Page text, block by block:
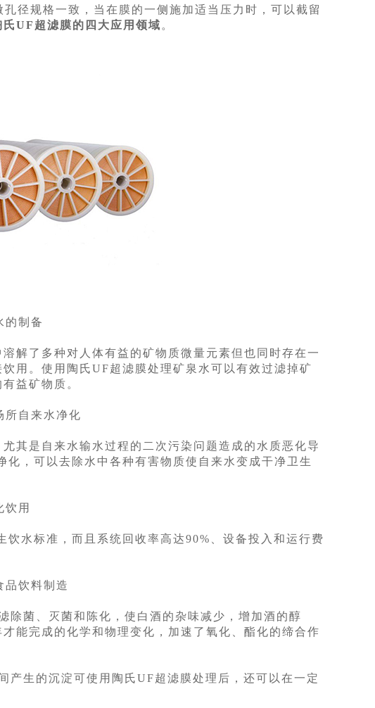
径规格一致，当在膜的一侧施加适当压力时，可以截留
氏UF超滤膜的四大应用领域 。
的制备
了多种对人体有益的矿物质微量元素但也同时存在一
用。使用陶氏UF超滤膜处理矿泉水可以有效过滤掉矿
益矿物质。
所自来水净化
是自来水输水过程的二次污染问题造成的水质恶化导
，可以去除水中各种有害物质使自来水变成干净卫生
饮用
水标准，而且系统回收率高达90%、设备投入和运行费
品饮料制造
菌、灭菌和陈化，使白酒的杂味减少，增加酒的醇
能完成的化学和物理变化，加速了氧化、酯化的缔合作
生的沉淀可使用陶氏UF超滤膜处理后，还可以在一定